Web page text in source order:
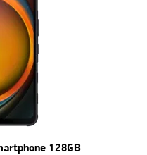
128GB